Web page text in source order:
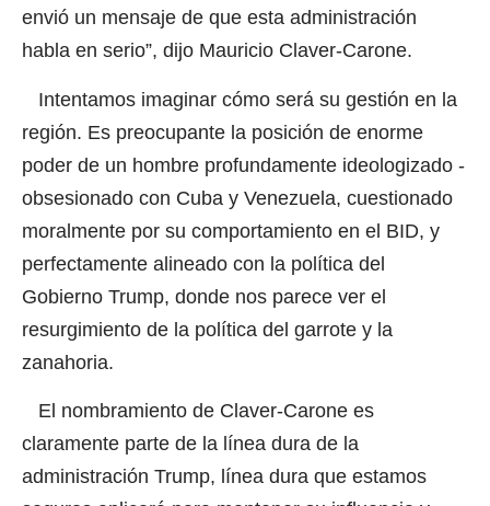
envió un mensaje de que esta administración
habla en serio”, dijo Mauricio Claver-Carone.
Intentamos imaginar cómo será su gestión en la
región. Es preocupante la posición de enorme
poder de un hombre profundamente ideologizado -
obsesionado con Cuba y Venezuela, cuestionado
moralmente por su comportamiento en el BID, y
perfectamente alineado con la política del
Gobierno Trump, donde nos parece ver el
resurgimiento de la política del garrote y la
zanahoria.
El nombramiento de Claver-Carone es
claramente parte de la línea dura de la
administración Trump, línea dura que estamos